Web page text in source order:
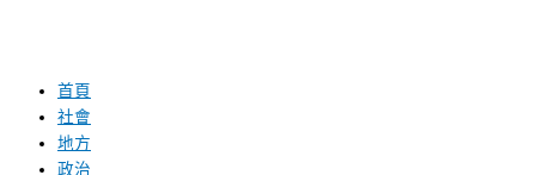
首頁
社會
地方
政治